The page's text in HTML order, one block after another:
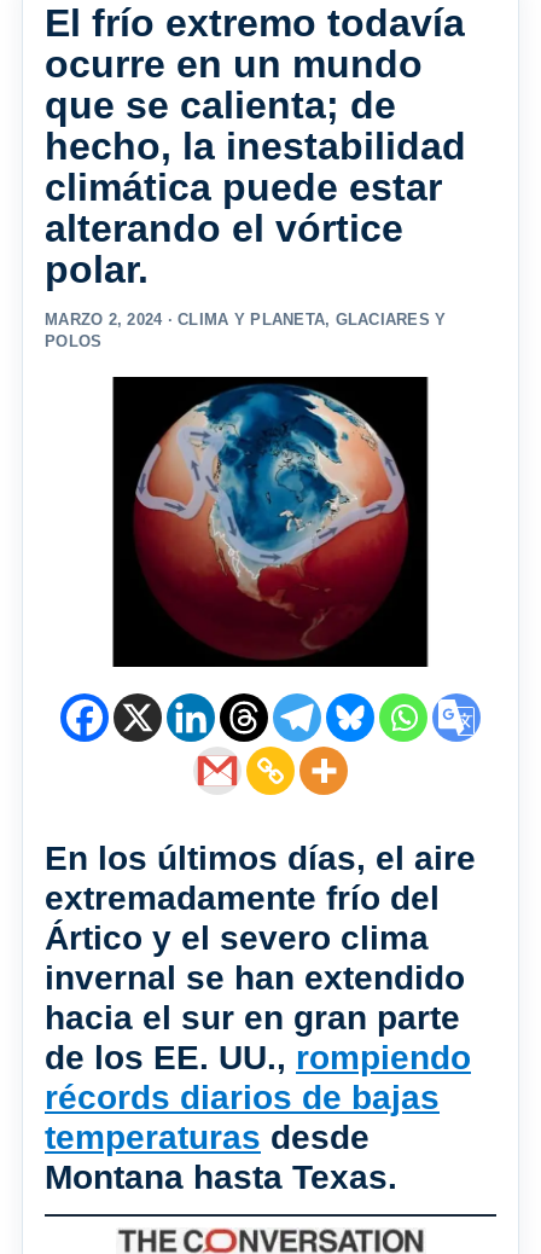
El frío extremo todavía
ocurre en un mundo
que se calienta; de
hecho, la inestabilidad
climática puede estar
alterando el vórtice
polar.
MARZO 2, 2024 ·CLIMA Y PLANETA, GLACIARES Y
POLOS
En los últimos días, el aire
extremadamente frío del
Ártico y el severo clima
invernal se han extendido
hacia el sur en gran parte
de los EE. UU., rompiendo
récords diarios de bajas
temperaturas desde
Montana hasta Texas.